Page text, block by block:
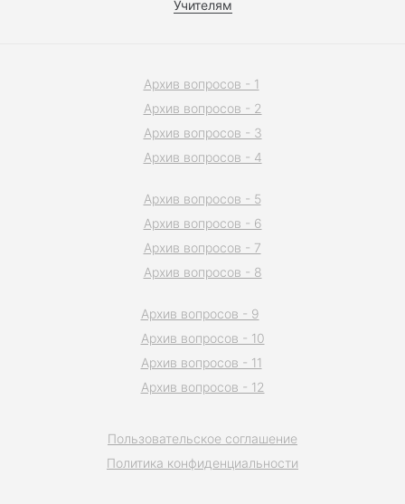
Учителям
Пользовательское соглашение
Политика конфиденциальности
Архив вопросов - 1
Архив вопросов - 2
Архив вопросов - 3
Архив вопросов - 4
Архив вопросов - 5
Архив вопросов - 6
Архив вопросов - 7
Архив вопросов - 8
Архив вопросов - 9
Архив вопросов - 10
Архив вопросов - 11
Архив вопросов - 12